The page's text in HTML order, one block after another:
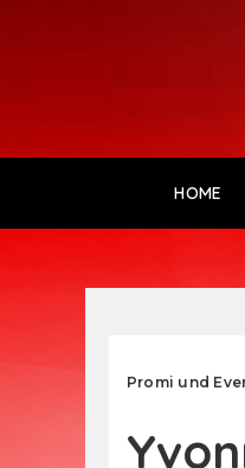
HOME
Promi und